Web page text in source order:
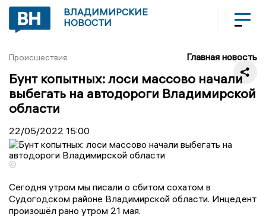
ВЛАДИМИРСКИЕ
НОВОСТИ
Происшествия Главная новость
Бунт копытных: лоси массово начали
выбегать на автодороги Владимирской
области
22/05/2022 15:00
©
Сегодня утром мы писали о сбитом сохатом в
Судогодском районе Владимирской области. Инцедент
произошёл рано утром 21 мая.